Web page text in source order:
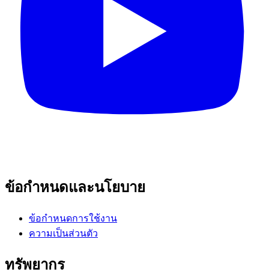
ข้อกำหนดและนโยบาย
ข้อกำหนดการใช้งาน
ความเป็นส่วนตัว
ทรัพยากร